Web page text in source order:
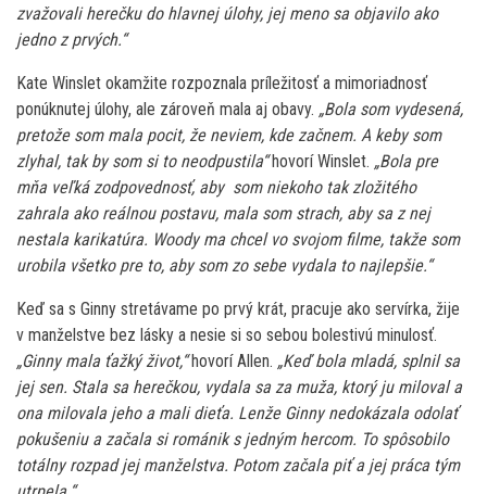
zvažovali herečku do hlavnej úlohy, jej meno sa objavilo ako
jedno z prvých.“
Kate Winslet okamžite rozpoznala príležitosť a mimoriadnosť
ponúknutej úlohy, ale zároveň mala aj obavy. „Bola som vydesená,
pretože som mala pocit, že neviem, kde začnem. A keby som
zlyhal, tak by som si to neodpustila“hovorí Winslet. „Bola pre
mňa veľká zodpovednosť, aby som niekoho tak zložitého
zahrala ako reálnou postavu, mala som strach, aby sa z nej
nestala karikatúra. Woody ma chcel vo svojom filme, takže som
urobila všetko pre to, aby som zo sebe vydala to najlepšie.“
Keď sa s Ginny stretávame po prvý krát, pracuje ako servírka, žije
v manželstve bez lásky a nesie si so sebou bolestivú minulosť.
„Ginny mala ťažký život,“hovorí Allen. „Keď bola mladá, splnil sa
jej sen. Stala sa herečkou, vydala sa za muža, ktorý ju miloval a
ona milovala jeho a mali dieťa. Lenže Ginny nedokázala odolať
pokušeniu a začala si románik s jedným hercom. To spôsobilo
totálny rozpad jej manželstva. Potom začala piť a jej práca tým